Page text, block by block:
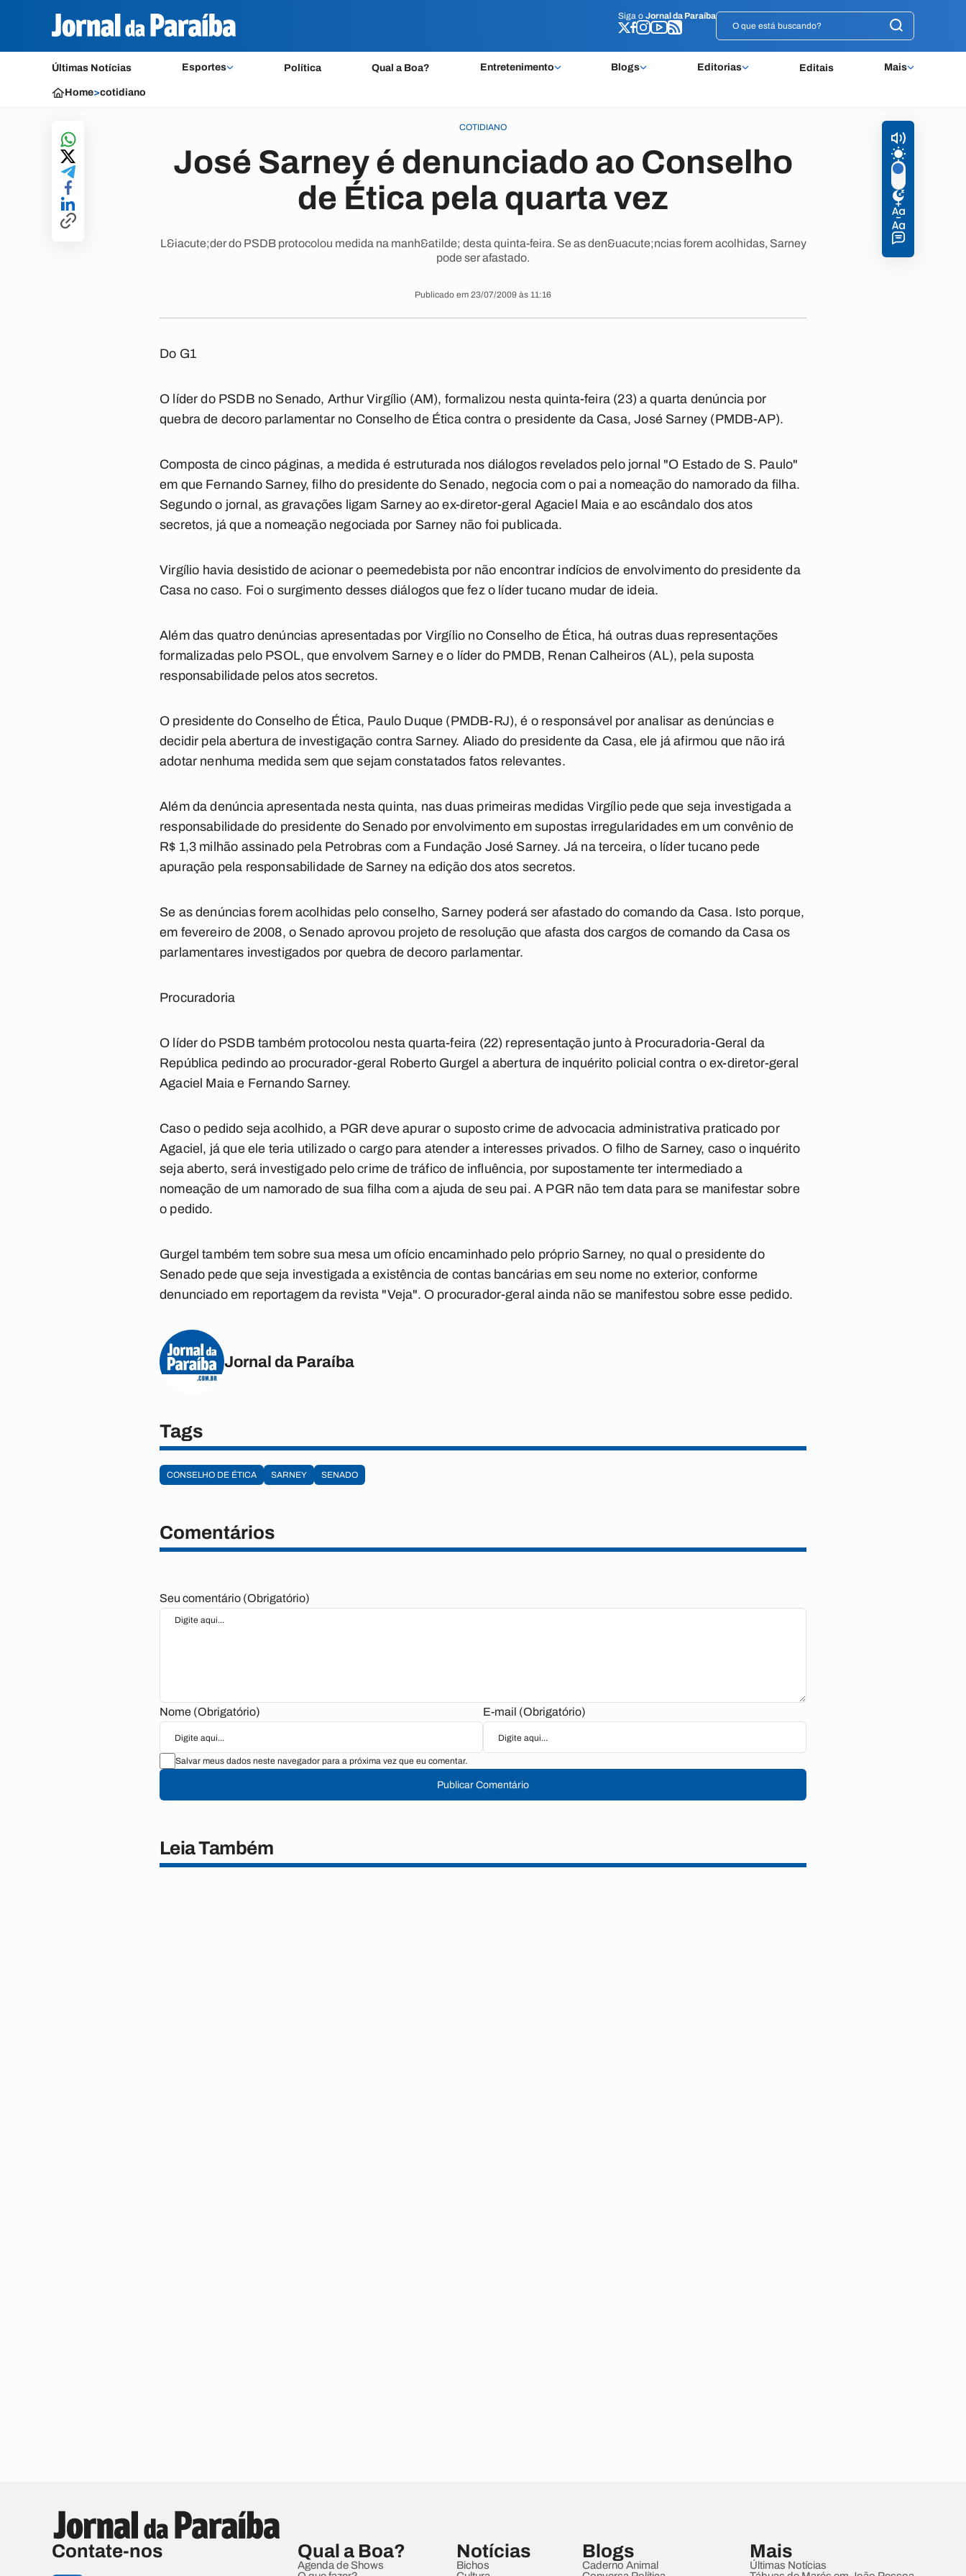
Siga o Jornal da Paraíba
Últimas Notícias Esportes Política Qual a Boa? Entretenimento Blogs Editorias Editais Mais
Siga o Jornal da Paraíba
Home>cotidiano
COTIDIANO
José Sarney é denunciado ao Conselho
de Ética pela quarta vez
L&iacute;der do PSDB protocolou medida na manh&atilde; desta quinta-feira. Se as den&uacute;ncias forem acolhidas, Sarney
pode ser afastado.
Publicado em 23/07/2009 às 11:16
Do G1
O líder do PSDB no Senado, Arthur Virgílio (AM), formalizou nesta quinta-feira (23) a quarta denúncia por
quebra de decoro parlamentar no Conselho de Ética contra o presidente da Casa, José Sarney (PMDB-AP).
Composta de cinco páginas, a medida é estruturada nos diálogos revelados pelo jornal "O Estado de S. Paulo"
em que Fernando Sarney, filho do presidente do Senado, negocia com o pai a nomeação do namorado da filha.
Segundo o jornal, as gravações ligam Sarney ao ex-diretor-geral Agaciel Maia e ao escândalo dos atos
secretos, já que a nomeação negociada por Sarney não foi publicada.
Virgílio havia desistido de acionar o peemedebista por não encontrar indícios de envolvimento do presidente da
Casa no caso. Foi o surgimento desses diálogos que fez o líder tucano mudar de ideia.
Além das quatro denúncias apresentadas por Virgílio no Conselho de Ética, há outras duas representações
formalizadas pelo PSOL, que envolvem Sarney e o líder do PMDB, Renan Calheiros (AL), pela suposta
responsabilidade pelos atos secretos.
O presidente do Conselho de Ética, Paulo Duque (PMDB-RJ), é o responsável por analisar as denúncias e
decidir pela abertura de investigação contra Sarney. Aliado do presidente da Casa, ele já afirmou que não irá
adotar nenhuma medida sem que sejam constatados fatos relevantes.
Além da denúncia apresentada nesta quinta, nas duas primeiras medidas Virgílio pede que seja investigada a
responsabilidade do presidente do Senado por envolvimento em supostas irregularidades em um convênio de
R$ 1,3 milhão assinado pela Petrobras com a Fundação José Sarney. Já na terceira, o líder tucano pede
apuração pela responsabilidade de Sarney na edição dos atos secretos.
Se as denúncias forem acolhidas pelo conselho, Sarney poderá ser afastado do comando da Casa. Isto porque,
em fevereiro de 2008, o Senado aprovou projeto de resolução que afasta dos cargos de comando da Casa os
parlamentares investigados por quebra de decoro parlamentar.
Procuradoria
O líder do PSDB também protocolou nesta quarta-feira (22) representação junto à Procuradoria-Geral da
República pedindo ao procurador-geral Roberto Gurgel a abertura de inquérito policial contra o ex-diretor-geral
Agaciel Maia e Fernando Sarney.
Caso o pedido seja acolhido, a PGR deve apurar o suposto crime de advocacia administrativa praticado por
Agaciel, já que ele teria utilizado o cargo para atender a interesses privados. O filho de Sarney, caso o inquérito
seja aberto, será investigado pelo crime de tráfico de influência, por supostamente ter intermediado a
nomeação de um namorado de sua filha com a ajuda de seu pai. A PGR não tem data para se manifestar sobre
o pedido.
Gurgel também tem sobre sua mesa um ofício encaminhado pelo próprio Sarney, no qual o presidente do
Senado pede que seja investigada a existência de contas bancárias em seu nome no exterior, conforme
denunciado em reportagem da revista "Veja". O procurador-geral ainda não se manifestou sobre esse pedido.
Jornal da Paraíba
Tags
CONSELHO DE ÉTICA SARNEY SENADO
Comentários
Seu comentário (Obrigatório)
Nome (Obrigatório) E-mail (Obrigatório)
Salvar meus dados neste navegador para a próxima vez que eu comentar.
Publicar Comentário
Leia Também
Contate-nos Qual a Boa?
Agenda de Shows
Notícias
Bichos
Blogs
Caderno Animal
Mais
Últimas Notícias